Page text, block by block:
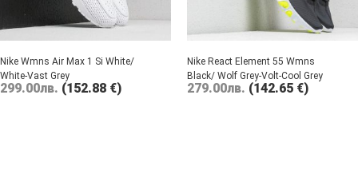
Nike Wmns Air Max 1 Si White/
White-Vast Grey
299.00лв. (152.88 €)
Nike React Element 55 Wmns
Black/ Wolf Grey-Volt-Cool Grey
279.00лв. (142.65 €)